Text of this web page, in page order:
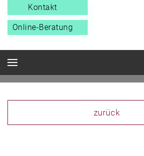
Kontakt
Online-Beratung
zurück